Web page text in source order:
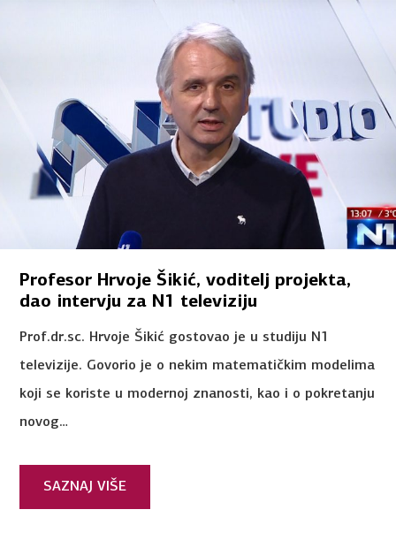
Profesor Hrvoje Šikić, voditelj projekta,
dao intervju za N1 televiziju
Prof.dr.sc. Hrvoje Šikić gostovao je u studiju N1
televizije. Govorio je o nekim matematičkim modelima
koji se koriste u modernoj znanosti, kao i o pokretanju
novog…
SAZNAJ VIŠE